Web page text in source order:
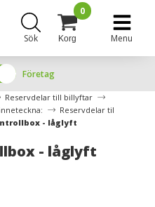
Sök Korg
0
Menu
Företag
Reservdelar till billyftar
Reservdelar til
- låglyft
- låglyft